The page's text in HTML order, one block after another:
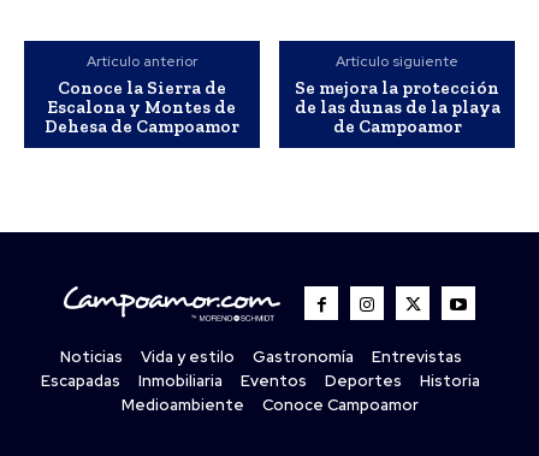
Artículo anterior
Conoce la Sierra de
Escalona y Montes de
Dehesa de Campoamor
Artículo siguiente
Se mejora la protección
de las dunas de la playa
de Campoamor
Noticias Vida y estilo Gastronomía
Entrevistas
Escapadas
Inmobiliaria Eventos Deportes
Historia
Medioambiente
Conoce Campoamor